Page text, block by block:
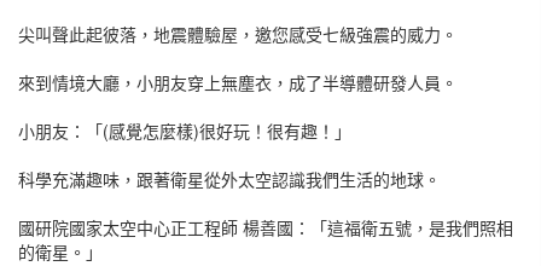
尖叫聲此起彼落，地震體驗屋，邀您感受七級強震的威力。
來到情境大廳，小朋友穿上無塵衣，成了半導體研發人員。
小朋友：「(感覺怎麼樣)很好玩！很有趣！」
科學充滿趣味，跟著衛星從外太空認識我們生活的地球。
國研院國家太空中心正工程師 楊善國：「這福衛五號，是我們照相
的衛星。」